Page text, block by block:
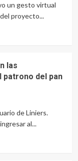
un gesto virtual
proyecto...
las
del pan
de Liniers.
al...